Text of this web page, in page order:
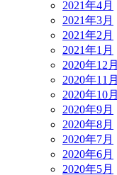
2021年4月
2021年3月
2021年2月
2021年1月
2020年12月
2020年11月
2020年10月
2020年9月
2020年8月
2020年7月
2020年6月
2020年5月